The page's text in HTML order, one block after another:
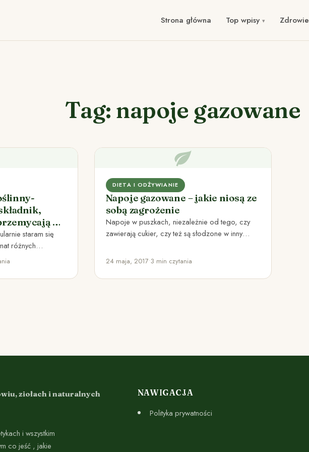
Strona główna Top wpisy Zdrowie
Tag: napoje gazowane
w
staram się
różnych
w skład
DIETA I ODŻYWIANIE
Napoje gazowane – jakie niosą ze
sobą zagrożenie
Napoje w puszkach, niezależnie od tego, czy
zawierają cukier, czy też są słodzone w inny
24 maja, 2017•3 min czytania
ziołach i naturalnych
i wszystkim
co jeść , jakie
NAWIGACJA
Polityka prywatności